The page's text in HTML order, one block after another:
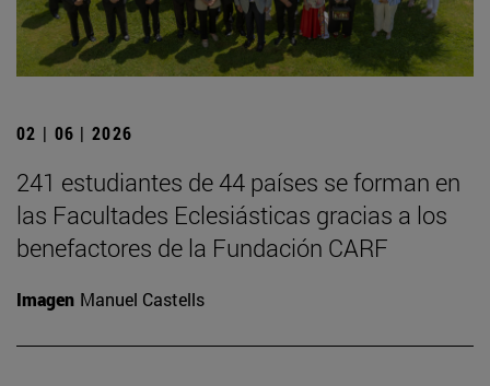
02 | 06 | 2026
241 estudiantes de 44 países se forman en
las Facultades Eclesiásticas gracias a los
benefactores de la Fundación CARF
Imagen Manuel Castells